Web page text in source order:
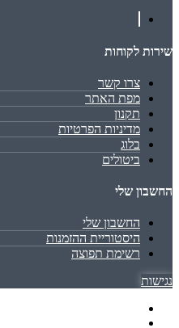
שירות לקוחות
צרו קשר
מפת האתר
תקנון
מדיניות הפרטיות
בלוג
ביטולים
החשבון שלי
החשבון שלי
היסטוריית ההזמנות
רשימת תפוצה
נגישות